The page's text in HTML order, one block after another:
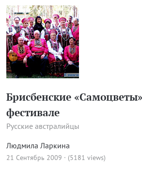
Брисбенские
фестивале
Русские австралийцы
Людмила Ларкина
21 Сентябрь 2009 · (5181 views)